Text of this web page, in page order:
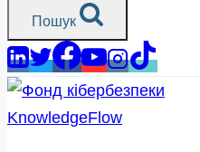
Пошук